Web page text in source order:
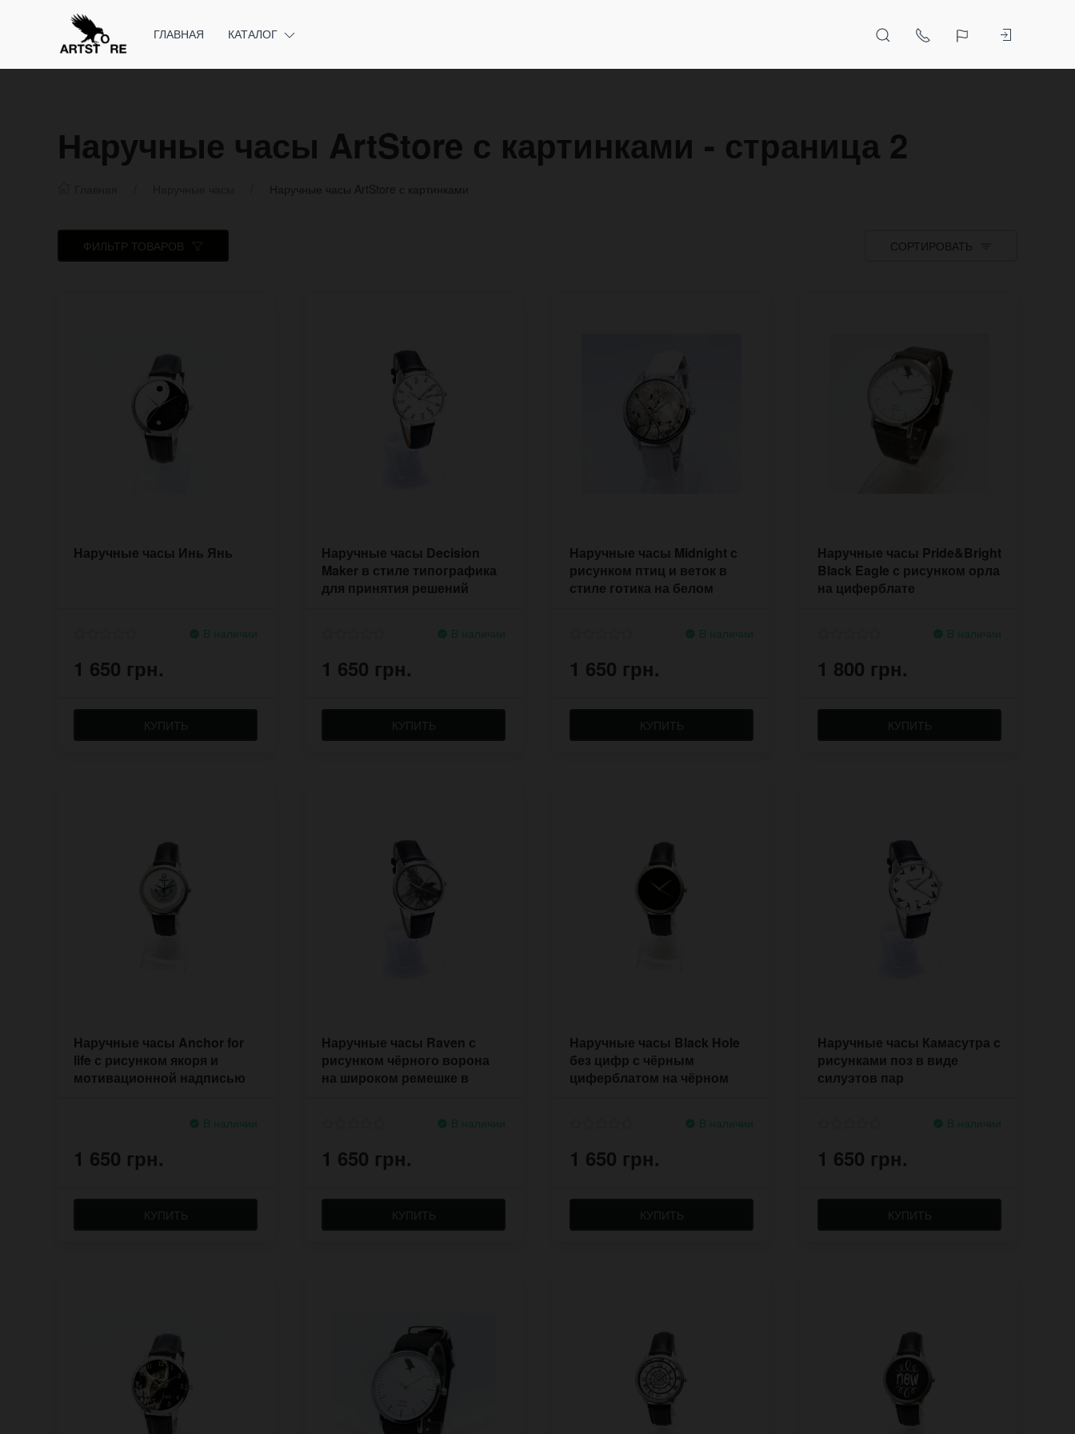
ГЛАВНАЯ КАТАЛОГ
Наручные часы ArtStore с картинками - страница 2
Наручные часы ArtStore с картинками
ФИЛЬТР ТОВАРОВ СОРТИРОВАТЬ
Наручные часы Инь Янь
В наличии
1 650 грн.
КУПИТЬ
Наручные часы Decision
Maker в стиле типографика
для принятия решений
В наличии
1 650 грн.
КУПИТЬ
Наручные часы Midnight с
рисунком птиц и веток в
стиле готика на белом
В наличии
1 650 грн.
КУПИТЬ
Наручные часы Pride&Bright
Black Eagle с рисунком орла
на циферблате
В наличии
1 800 грн.
КУПИТЬ
Наручные часы Anchor for
life с рисунком якоря и
мотивационной надписью
В наличии
1 650 грн.
КУПИТЬ
Наручные часы Raven с
рисунком чёрного ворона
на широком ремешке в
В наличии
1 650 грн.
КУПИТЬ
Наручные часы Black Hole
без цифр с чёрным
циферблатом на чёрном
В наличии
1 650 грн.
КУПИТЬ
Наручные часы Камасутра с
рисунками поз в виде
силуэтов пар
В наличии
1 650 грн.
КУПИТЬ